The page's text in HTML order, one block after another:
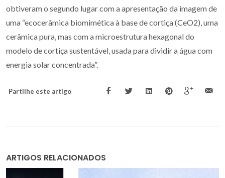
obtiveram o segundo lugar com a apresentação da imagem de
uma “ecocerâmica biomimética à base de cortiça (CeO2), uma
cerâmica pura, mas com a microestrutura hexagonal do
modelo de cortiça sustentável, usada para dividir a água com
energia solar concentrada”.
Partilhe este artigo
ARTIGOS RELACIONADOS